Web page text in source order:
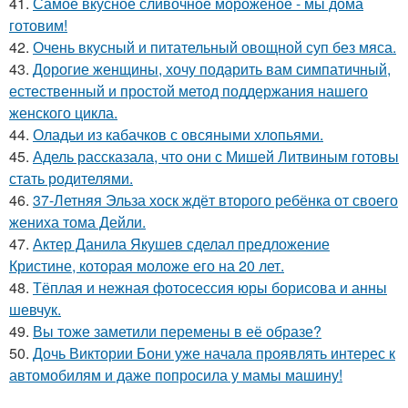
готовим!
42. Очень вкусный и питательный овощной суп без мяса.
43. Дорогие женщины, хочу подарить вам симпатичный,
естественный и простой метод поддержания нашего
женского цикла.
44. Оладьи из кабачков с овсяными хлопьями.
45. Адель рассказала, что они с Мишей Литвиным готовы
стать родителями.
46. 37-Летняя Эльза хоск ждёт второго ребёнка от своего
жениха тома Дейли.
47. Актер Данила Якушев сделал предложение
Кристине, которая моложе его на 20 лет.
48. Тёплая и нежная фотосессия юры борисова и анны
шевчук.
49. Вы тоже заметили перемены в её образе?
50. Дочь Виктории Бони уже начала проявлять интерес к
автомобилям и даже попросила у мамы машину!